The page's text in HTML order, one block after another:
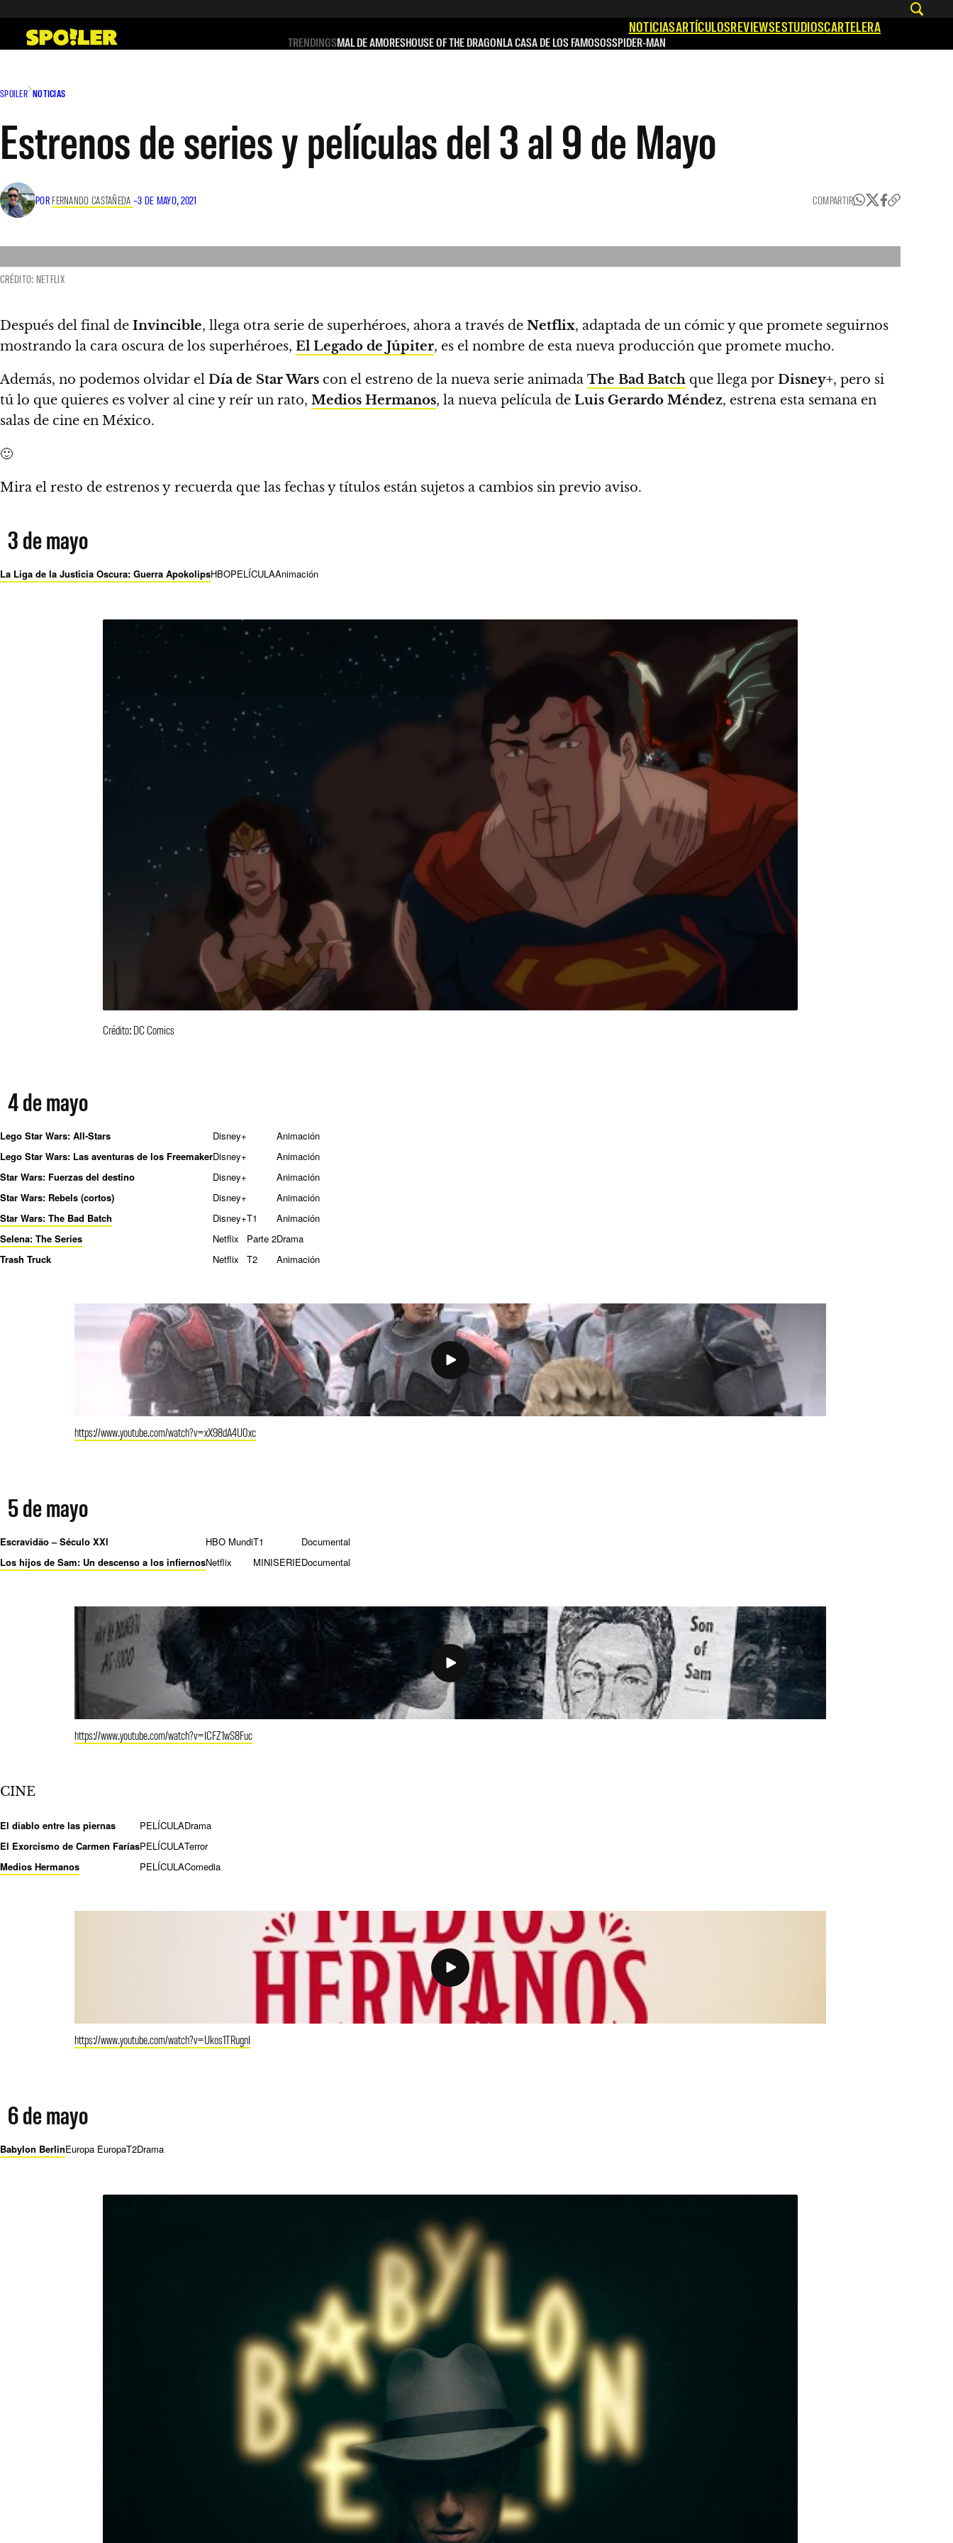
contenido
NOTICIASARTÍCULOSREVIEWSESTUDIOSCARTELERA
TRENDINGSMAL DE AMORESHOUSE OF THE DRAGONLA CASA DE LOS FAMOSOSSPIDER-MAN
SPOILER NOTICIAS
Estrenos de series y películas del 3 al 9 de Mayo
POR FERNANDO CASTAÑEDA –3 DE MAYO, 2021 COMPARTIR
CRÉDITO: NETFLIX
Después del final de Invincible, llega otra serie de superhéroes, ahora a través de Netflix, adaptada de un cómic y que promete seguirnos
mostrando la cara oscura de los superhéroes, El Legado de Júpiter, es el nombre de esta nueva producción que promete mucho.
Además, no podemos olvidar el Día de Star Wars con el estreno de la nueva serie animada The Bad Batch que llega por Disney+, pero si
tú lo que quieres es volver al cine y reír un rato, Medios Hermanos, la nueva película de Luis Gerardo Méndez, estrena esta semana en
salas de cine en México.
🙂
Mira el resto de estrenos y recuerda que las fechas y títulos están sujetos a cambios sin previo aviso.
3 de mayo
La Liga de la Justicia Oscura: Guerra ApokolipsHBOPELÍCULAAnimación
Crédito: DC Comics
4 de mayo
Lego Star Wars: All-Stars Disney+
Animación
Lego Star Wars: Las aventuras de los FreemakerDisney+
Animación
Star Wars: Fuerzas del destino
Disney+
Animación
Star Wars: Rebels (cortos)
Disney+
Animación
Star Wars: The Bad Batch
Disney+T1
Animación
Selena: The Series
Netflix Parte 2Drama
Trash Truck
Netflix T2 Animación
https://www.youtube.com/watch?v=xX98dA4U0xc
5 de mayo
Escravidão – Século XXl HBO MundiT1
Documental
Los hijos de Sam: Un descenso a los infiernosNetflix MINISERIEDocumental
https://www.youtube.com/watch?v=ICFZ1wS8Fuc
CINE
El diablo entre las piernas PELÍCULADrama
El Exorcismo de Carmen FaríasPELÍCULATerror
Medios Hermanos
PELÍCULAComedia
https://www.youtube.com/watch?v=Ukos1TRugnI
6 de mayo
Babylon BerlinEuropa EuropaT2Drama